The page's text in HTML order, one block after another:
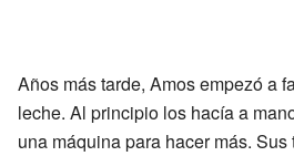
Años más tarde, Amos empezó a
leche. Al principio los hacía a
una máquina para hacer más. Sus